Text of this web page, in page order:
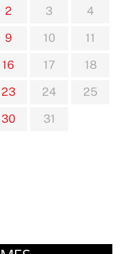
2 3
4
9 10
11
16 17
18
23 24
25
30
31